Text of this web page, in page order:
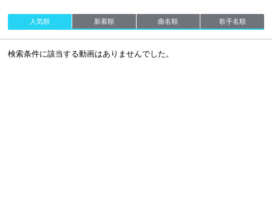
人気順 新着順 曲名順 歌手名順
検索条件に該当する動画はありませんでした。